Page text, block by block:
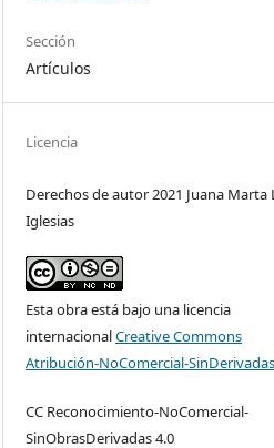
Sección
Artículos
Licencia
Derechos de autor 2021 Juana Marta
Iglesias
Esta obra está bajo una licencia
internacionalCreative Commons
Atribución-NoComercial-
CC Reconocimiento-NoComercial-
SinObrasDerivadas 4.0